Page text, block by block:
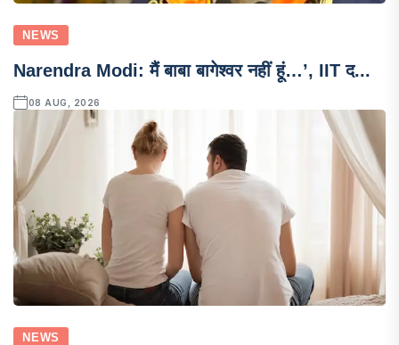
NEWS
Narendra Modi: मैं बाबा बागेश्वर नहीं हूं…’, IIT द...
08 AUG, 2026
NEWS